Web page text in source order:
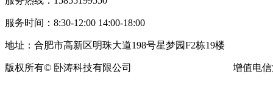
服务时间：8:30-12:00 14:00-18:00
地址：合肥市高新区明珠大道198号星梦园F2栋19楼
版权所有© 卧涛科技有限公司 增值电